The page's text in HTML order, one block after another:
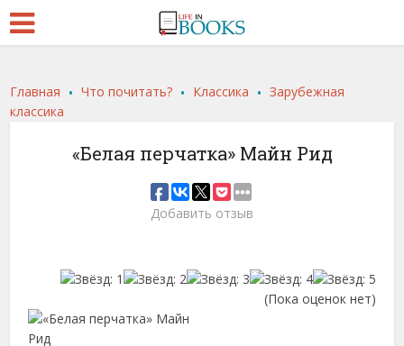
Главная .Что почитать? . Классика .Зарубежная
классика
«Белая перчатка» Майн Рид
Добавить отзыв
(Пока оценок нет)